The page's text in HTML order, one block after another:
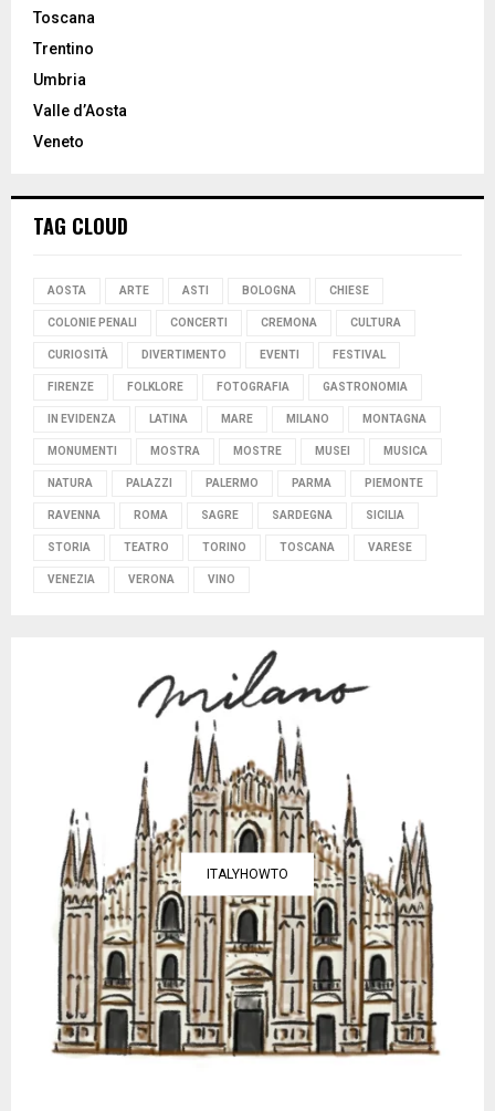
Toscana
Trentino
Umbria
Valle d’Aosta
Veneto
TAG CLOUD
AOSTA ARTE ASTI BOLOGNA CHIESE
COLONIE PENALI CONCERTI CREMONA CULTURA
CURIOSITÀ DIVERTIMENTO EVENTI FESTIVAL
FIRENZE FOLKLORE FOTOGRAFIA GASTRONOMIA
IN EVIDENZA LATINA MARE MILANO MONTAGNA
MONUMENTI MOSTRA MOSTRE MUSEI MUSICA
NATURA PALAZZI PALERMO PARMA PIEMONTE
RAVENNA ROMA SAGRE SARDEGNA SICILIA
STORIA TEATRO TORINO TOSCANA VARESE
VENEZIA VERONA VINO
ITALYHOWTO